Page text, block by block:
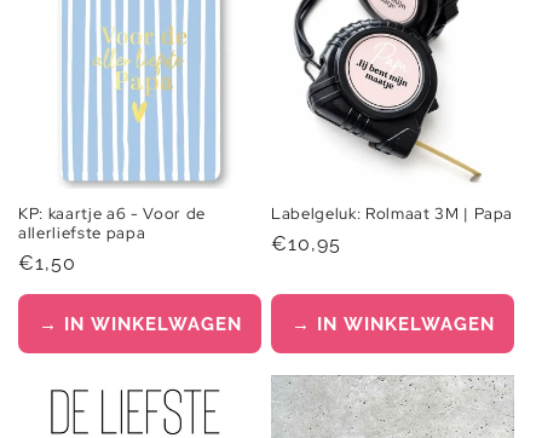
KP: kaartje a6 - Voor de
allerliefste papa
Normale
prijs
€1,50
→ IN WINKELWAGEN
Labelgeluk: Rolmaat 3M | Papa
Normale
€10,95
→ IN WINKELWAGEN